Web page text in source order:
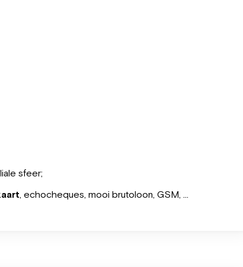
sfeer;
, echocheques, mooi brutoloon, GSM, …